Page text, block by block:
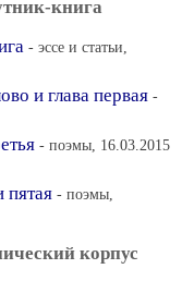
книга
- эссе и статьи,
и глава первая -
- поэмы, 16.03.2015
пятая - поэмы,
корпус